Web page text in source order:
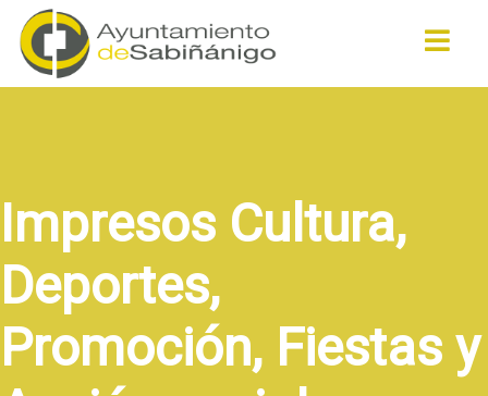
Impresos Cultura,
Deportes,
Promoción, Fiestas y